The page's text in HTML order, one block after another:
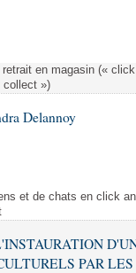
en magasin («
collect »)
Delannoy
et de chats en click
PAR LES